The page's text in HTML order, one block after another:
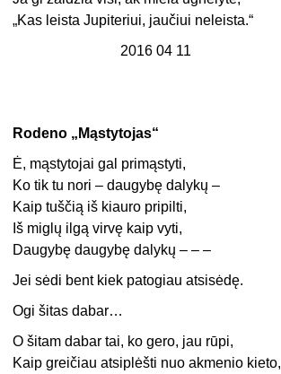
„Kas leista Jupiteriui, jaučiui neleista.“
2016 04 11
Rodeno „Mąstytojas“
Ė, mąstytojai gal primąstyti,
Ko tik tu nori – daugybę dalykų –
Kaip tuščią iš kiauro pripilti,
Iš miglų ilgą virvę kaip vyti,
Daugybę daugybę dalykų – – –
Jei sėdi bent kiek patogiau atsisėdę.
Ogi šitas dabar…
O šitam dabar tai, ko gero, jau rūpi,
Kaip greičiau atsiplėšti nuo akmenio kieto,